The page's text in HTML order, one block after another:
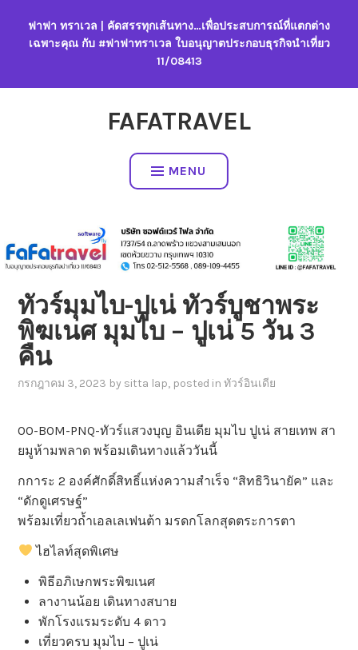
content
ฟาฟา ทราเวล | คัดสรรทุกเส้นทาง…เพื่อประสบการณ์ที่แตกต่าง
เฉพาะคุณ กับ #ฟาฟาทราเวล ใบอนุญาตประกอบธุรกิจนำเที่ยว
11/08413
FAFATRAVEL
MENU
ทัวร์มุมไบ-ปูเน่ ทัวร์บูชาพระ
พิฆเนศ มุมไบ – ปูเน่ 5 วัน 3
คืน
กรกฎาคม 3, 2023 by sitta lap, posted inทัวร์อินเดีย
00-BOM-PNQ-ทัวร์แสวงบุญ อินเดีย มุมไบ ปูเน่ สายเทพ สา
ยมูห้ามพลาด พร้อมเดินทางแล้ววันนี้
กการะ 2 องค์ศักดิ์สิทธิ์แห่งความสำเร็จ “สิทธิวินายัค” และ
“ดักดูเศรษฐ์”
พร้อมเที่ยวถ้ำเอลเลเฟนต้า มรดกโลกสุดตระการตา
ไฮไลท์สุดพิเศษ
พิธีอภิเษกพระพิฆเนศ
ลางานน้อย เดินทางสบาย
พักโรงแรมระดับ 4 ดาว
เที่ยวครบ มุมไบ – ปูเน่